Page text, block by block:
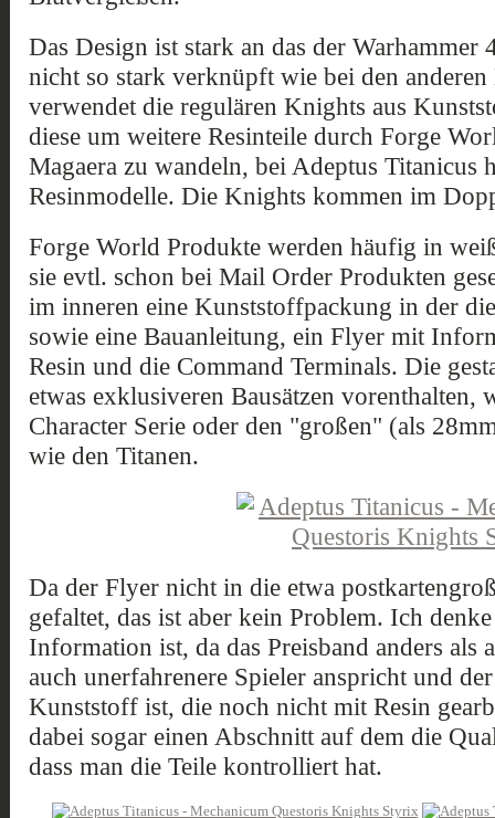
Das Design ist stark an das der Warhammer
nicht so stark verknüpft wie bei den
verwendet die regulären Knights aus
diese um weitere Resinteile durch Forge
Magaera zu wandeln, bei Adeptus Titanicus
Resinmodelle. Die Knights kommen im
Forge World Produkte werden häufig in
sie evtl. schon bei Mail Order Produkten
im inneren eine Kunststoffpackung in der
sowie eine Bauanleitung, ein Flyer mit
Resin und die Command Terminals. Die
etwas exklusiveren Bausätzen vorenthalten,
Character Serie oder den "großen" (als
wie den Titanen.
Da der Flyer nicht in die etwa
gefaltet, das ist aber kein Problem. Ich
Information ist, da das Preisband anders als
auch unerfahrenere Spieler anspricht und
Kunststoff ist, die noch nicht mit Resin
dabei sogar einen Abschnitt auf dem die
dass man die Teile kontrolliert hat.